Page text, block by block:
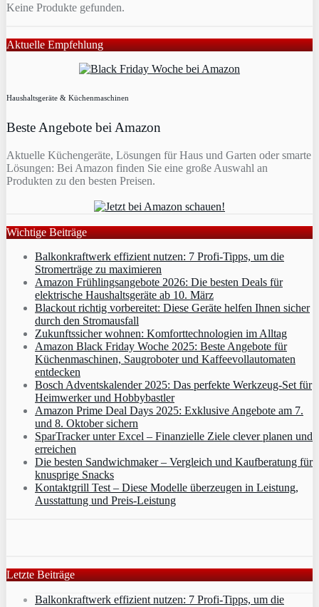
Keine Produkte gefunden.
Aktuelle Empfehlung
Haushaltsgeräte & Küchenmaschinen
Beste Angebote bei Amazon
Aktuelle Küchengeräte, Lösungen für Haus und Garten oder smarte
Lösungen: Bei Amazon finden Sie eine große Auswahl an
Produkten zu den besten Preisen.
Wichtige Beiträge
Balkonkraftwerk effizient nutzen: 7 Profi-Tipps, um die
Stromerträge zu maximieren
Amazon Frühlingsangebote 2026: Die besten Deals für
elektrische Haushaltsgeräte ab 10. März
Blackout richtig vorbereitet: Diese Geräte helfen Ihnen sicher
durch den Stromausfall
Zukunftssicher wohnen: Komforttechnologien im Alltag
Amazon Black Friday Woche 2025: Beste Angebote für
Küchenmaschinen, Saugroboter und Kaffeevollautomaten
entdecken
Bosch Adventskalender 2025: Das perfekte Werkzeug-Set für
Heimwerker und Hobbybastler
Amazon Prime Deal Days 2025: Exklusive Angebote am 7.
und 8. Oktober sichern
SparTracker unter Excel – Finanzielle Ziele clever planen und
erreichen
Die besten Sandwichmaker – Vergleich und Kaufberatung für
knusprige Snacks
Kontaktgrill Test – Diese Modelle überzeugen in Leistung,
Ausstattung und Preis-Leistung
Letzte Beiträge
Balkonkraftwerk effizient nutzen: 7 Profi-Tipps, um die